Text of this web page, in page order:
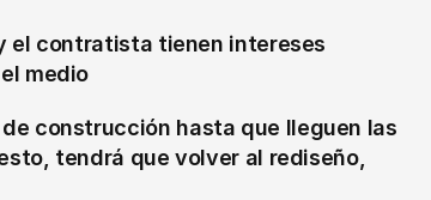
contratista tienen intereses
medio
construcción hasta que lleguen las
tendrá que volver al rediseño,